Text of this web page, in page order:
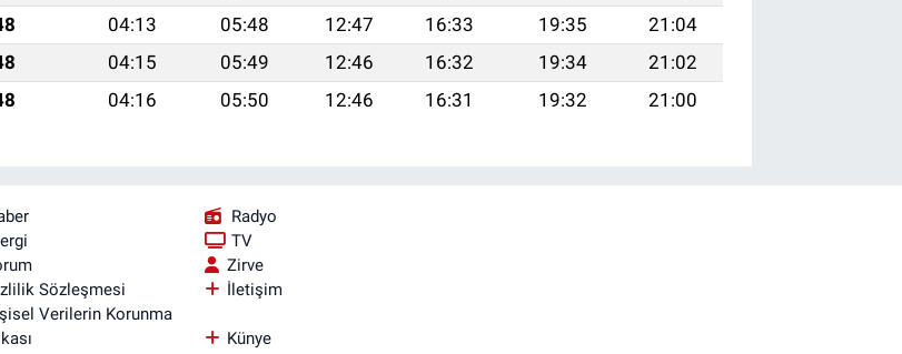
04:13 05:48 12:47 16:33 19:35
21:04
04:15 05:49 12:46 16:32 19:34
21:02
04:16 05:50 12:46 16:31 19:32 21:00
Radyo
TV
Zirve
Sözleşmesi
İletişim
Verilerin Korunma
Künye